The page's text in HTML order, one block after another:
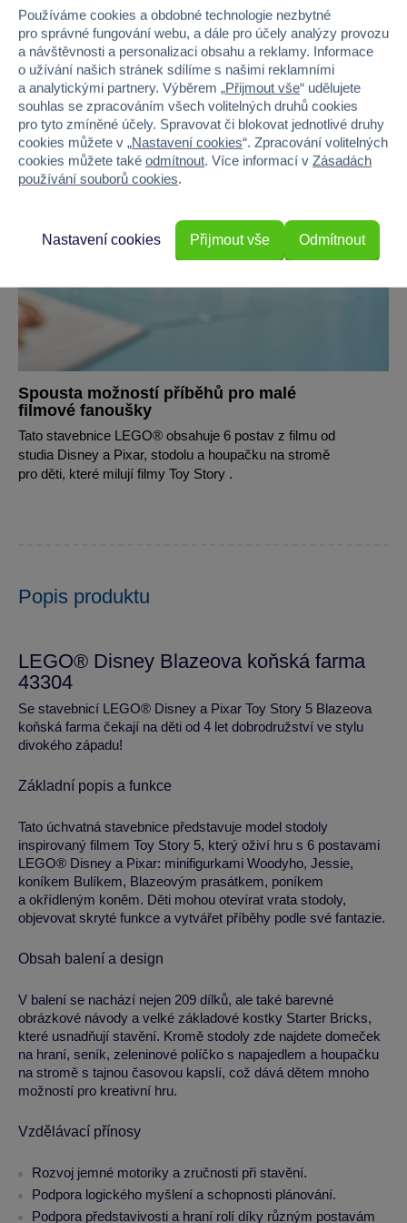
Spousta možností příběhů pro malé
filmové fanoušky
Tato stavebnice LEGO® obsahuje 6 postav z filmu od
studia Disney a Pixar, stodolu a houpačku na stromě
pro děti, které milují filmy Toy Story .
Popis produktu
LEGO® Disney Blazeova koňská farma
43304
Se stavebnicí LEGO® Disney a Pixar Toy Story 5 Blazeova
koňská farma čekají na děti od 4 let dobrodružství ve stylu
divokého západu!
Základní popis a funkce
Tato úchvatná stavebnice představuje model stodoly
inspirovaný filmem Toy Story 5, který oživí hru s 6 postavami
LEGO® Disney a Pixar: minifigurkami Woodyho, Jessie,
koníkem Bulíkem, Blazeovým prasátkem, poníkem
a okřídleným koněm. Děti mohou otevírat vrata stodoly,
objevovat skryté funkce a vytvářet příběhy podle své fantazie.
Obsah balení a design
V balení se nachází nejen 209 dílků, ale také barevné
obrázkové návody a velké základové kostky Starter Bricks,
které usnadňují stavění. Kromě stodoly zde najdete domeček
na hraní, seník, zeleninové políčko s napajedlem a houpačku
na stromě s tajnou časovou kapslí, což dává dětem mnoho
možností pro kreativní hru.
Vzdělávací přínosy
Rozvoj jemné motoriky a zručnosti při stavění.
Podpora logického myšlení a schopnosti plánování.
Podpora představivosti a hraní rolí díky různým postavám
Používáme cookies a obdobné technologie nezbytné
pro správné fungování webu, a dále pro účely analýzy provozu
a návštěvnosti a personalizaci obsahu a reklamy. Informace
o užívání našich stránek sdílíme s našimi reklamními
a analytickými partnery. Výběrem „Přijmout vše“ udělujete
souhlas se zpracováním všech volitelných druhů cookies
pro tyto zmíněné účely. Spravovat či blokovat jednotlivé druhy
cookies můžete v „Nastavení cookies“. Zpracování volitelných
cookies můžete také odmítnout. Více informací v Zásadách
používání souborů cookies.
Odmítnout
Nastavení cookies Přijmout vše